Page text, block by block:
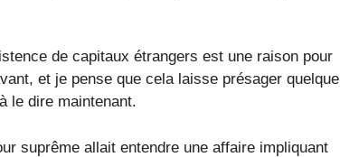
de capitaux étrangers est une raison pour
et je pense que cela laisse présager quelque
le dire maintenant.
suprême allait entendre une affaire impliquant